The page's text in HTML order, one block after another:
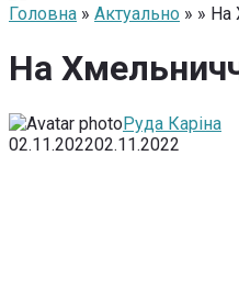
Головна » Актуально » » На
На
Руда Каріна
02.11.202202.11.2022